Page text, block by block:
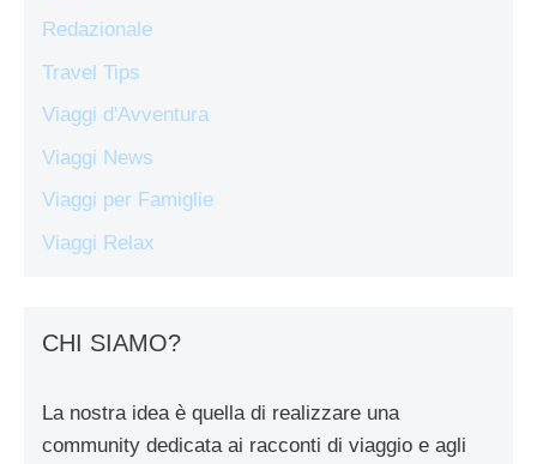
Redazionale
Travel Tips
Viaggi d'Avventura
Viaggi News
Viaggi per Famiglie
Viaggi Relax
CHI SIAMO?
La nostra idea è quella di realizzare una
community dedicata ai racconti di viaggio e agli